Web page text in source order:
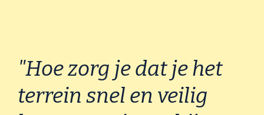
"Hoe zorg je dat je het
terrein snel en veilig